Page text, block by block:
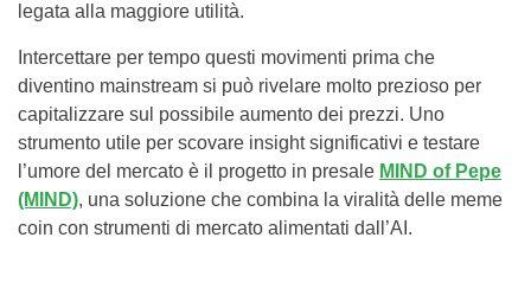
legata alla maggiore utilità.
Intercettare per tempo questi movimenti prima che
diventino mainstream si può rivelare molto prezioso per
capitalizzare sul possibile aumento dei prezzi. Uno
strumento utile per scovare insight significativi e testare
l’umore del mercato è il progetto in presale MIND of Pepe
(MIND), una soluzione che combina la viralità delle meme
coin con strumenti di mercato alimentati dall’AI.